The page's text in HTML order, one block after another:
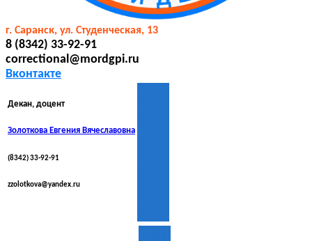
г. Саранск, ул. Студенческая, 13
8 (8342) 33-92-91
correctional@mordgpi.ru
Вконтакте
Декан, доцент
Золоткова Евгения Вячеславовна
(8342) 33-92-91
zzolotkova@yandex.ru